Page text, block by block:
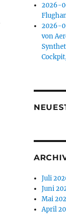
2026-
2026-
von
Juli
Juni
Mai
April